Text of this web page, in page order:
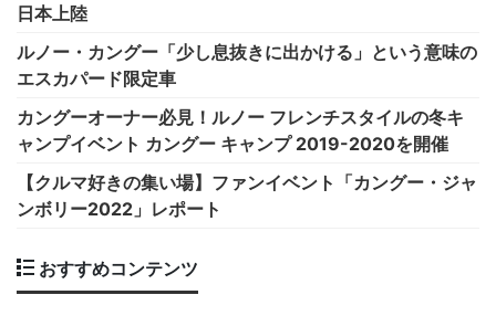
日本上陸
ルノー・カングー「少し息抜きに出かける」という意味の
エスカパード限定車
カングーオーナー必見！ルノー フレンチスタイルの冬キ
ャンプイベント カングー キャンプ 2019-2020を開催
【クルマ好きの集い場】ファンイベント「カングー・ジャ
ンボリー2022」レポート
おすすめコンテンツ